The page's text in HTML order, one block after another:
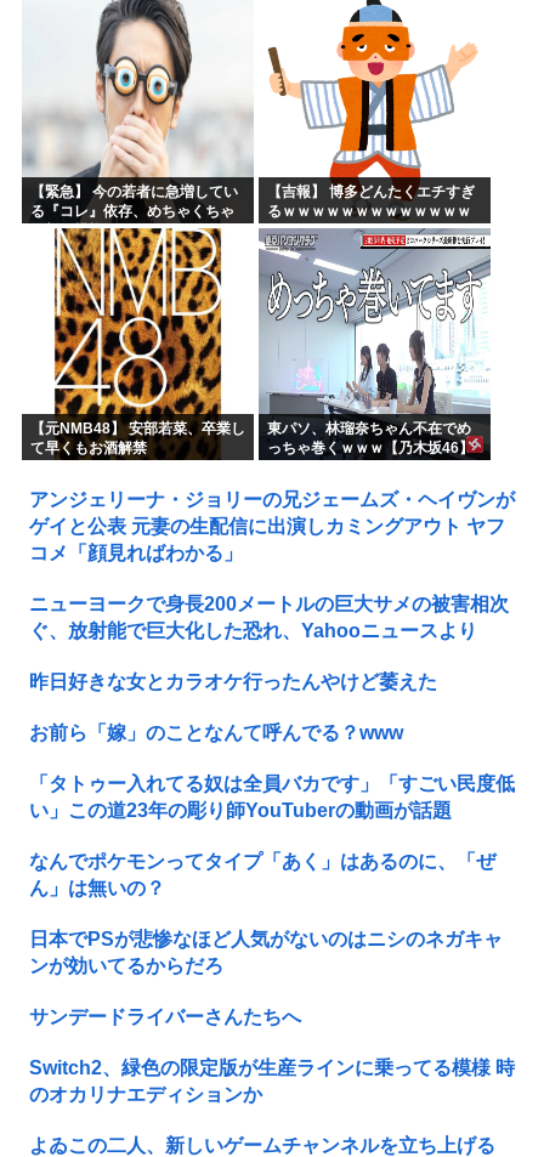
【緊急】 今の若者に急増してい
る『コレ』依存、めちゃくちゃ
深刻な模様w w w w w w w w w w
【吉報】 博多どんたくエチすぎ
るｗｗｗｗｗｗｗｗｗｗｗｗｗ
ｗｗ
【元NMB48】 安部若菜、卒業し
て早くもお酒解禁
東パソ、林瑠奈ちゃん不在でめ
っちゃ巻くｗｗｗ【乃木坂46】
アンジェリーナ・ジョリーの兄ジェームズ・ヘイヴンが
ゲイと公表 元妻の生配信に出演しカミングアウト ヤフ
コメ「顔見ればわかる」
ニューヨークで身長200メートルの巨大サメの被害相次
ぐ、放射能で巨大化した恐れ、Yahooニュースより
昨日好きな女とカラオケ行ったんやけど萎えた
お前ら「嫁」のことなんて呼んでる？www
「タトゥー入れてる奴は全員バカです」「すごい民度低
い」この道23年の彫り師YouTuberの動画が話題
なんでポケモンってタイプ「あく」はあるのに、「ぜ
ん」は無いの？
日本でPSが悲惨なほど人気がないのはニシのネガキャ
ンが効いてるからだろ
サンデードライバーさんたちへ
Switch2、緑色の限定版が生産ラインに乗ってる模様 時
のオカリナエディションか
よゐこの二人、新しいゲームチャンネルを立ち上げる